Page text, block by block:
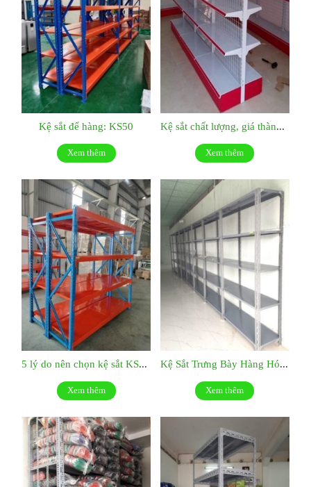
Kệ sắt để hàng: KS50
Xem thêm Xem thêm
Xem thêm Xem thêm